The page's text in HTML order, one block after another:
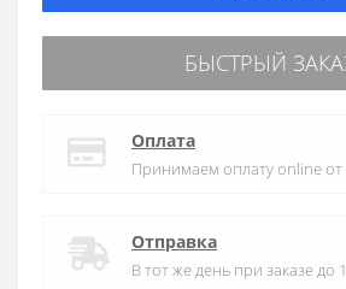
БЫСТРЫЙ
Оплата
Принимаем оплату online
Отправка
В тот же день при заказе до